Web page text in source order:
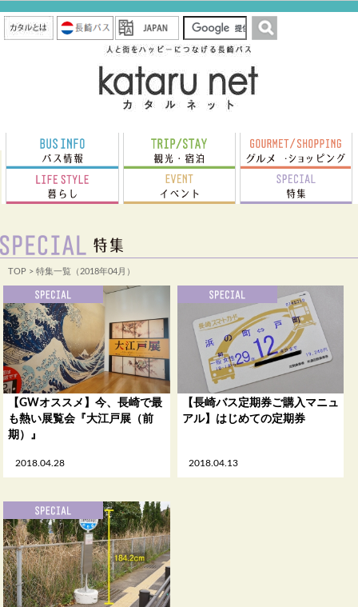
TOP > 特集一覧（2018年04月）
2018.04.28
【GWオススメ】今、長崎で最
も熱い展覧会『大江戸展（前
期）』
2018.04.13
【長崎バス定期券ご購入マニュ
アル】はじめての定期券